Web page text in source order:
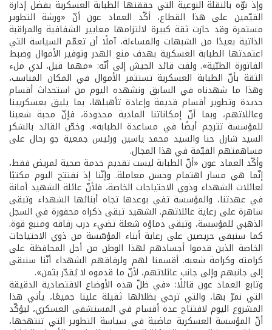
وإذ نوّه بالنقلة النوعية التي حققتها الطبابة العسكرية بفضل إدارة
القيّمين على هذا القطاع، أكّد العماد عون أنّ «ورشة التطوير
مستمرة وقد حازت ثقة كبيرة لالتزامها معايير الشفافية والمراقبة
الذاتية بعيدًا من الشبهات والمساءلة، آملًا أن تعمّم السياسة التي
اعتمدتها الطبابة العسكرية بهدف منع الهدر وتوفير الأموال وضبط
الفاتورة الطبّية». ولفت قائد الجيش إلى أنّه: «مهما قيل، لدي ملء
الثقة بأنّ الطبابة العسكرية تستثمر الأموال في المكان المناسب،
وهذا ما شهدناه في السابق ونشهده اليوم من استحداث أقسام
جديدة وتطوير أقسام قديمة وإعادة تأهيلها، بما يليق بعسكريينا
وعائلاتهم، وبما أنّ إمكاناتنا المادية محدودة، فإنّ محبة شعبنا
للمؤسسة تترجم أيضًا في مساعدة الطبابة». وخصّ القائد بالشكر
السيد شارل حنا والسيد محمد ياسين ورئيس جمعية جو رحال على
مساهمتهم القيّمة في هذا المجال.
وأكّد العماد عون «أنّ الطبابة ليست تقديم خدمة صحية لمريض فقط،
إنّما هي مسار اهتمام وحسن معاملة. وإنّنا إذ نفتتح اليوم مكتبًا
لعائلات الشهداء وذوي الاحتياجات الخاصة، فلأنّ عائلة الشهيد أمانة
في عهدتنا، والمؤسسة تفي بوعدها تجاه أبنائها الشهداء وتبقى
ساهرة على رعاية عائلاتهم. الشهيد تبقى ذكراه محفورة في السجل
الذهبي للمؤسسة، وتبقى دماؤه شعلة تضيء درب رفاقه ومنبع قوة.
كما سنبقى حريصين على رعاية أبناء المؤسّسة من ذوي الاحتياجات
الخاصة الذين قدموا أجسادهم لهذا الوطن من أجل المحافظة على
كرامته وكرامة شعبه. أقسمنا لهم ولرفاقهم الشهداء أنّنا سنبقى
إلى جانبهم وإلى جانب عائلاتهم، لأنّ ما قدموه لا يُقدّر بثمن».
وتابع العماد عون قائلًا: «في ظلّ هذه الأوضاع الاقتصادية الدقيقة
التي نمرّ بها، والتي ترخي بظلالها ثقيلة علينا جميعًا، يأتي هذا
المشروع اليوم لافتتاح عدة أقسام في المستشفى العسكري، ليؤكّد
أنّ المؤسسة العسكرية ماضية في سياسة التطوير التي تنتهجها،